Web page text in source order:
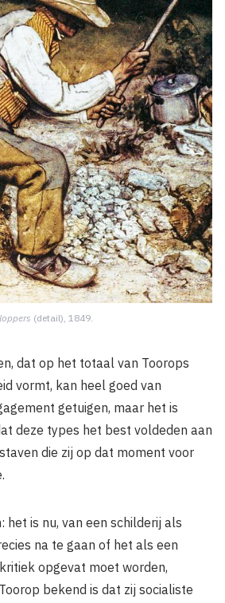
(detail), 1849.
dat op het totaal van Toorops
vormt, kan heel goed van
getuigen, maar het is
deze types het best voldeden aan
die zij op dat moment voor
het is nu, van een schilderij als
na te gaan of het als een
opgevat moet worden,
bekend is dat zij socialiste